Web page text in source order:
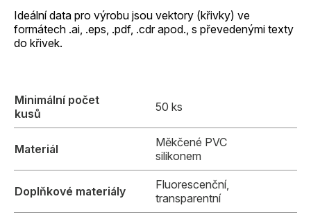
Ideální data pro výrobu jsou vektory (křivky) ve
formátech .ai, .eps, .pdf, .cdr apod., s převedenými texty
do křivek.
Minimální počet
kusů
50 ks
Materiál
Měkčené PVC
silikonem
Doplňkové materiály
Fluorescenční,
transparentní